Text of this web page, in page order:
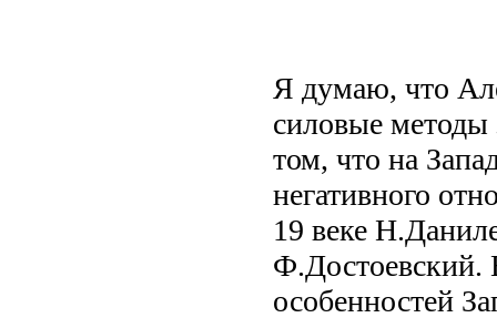
Я думаю, что
силовые методы
том, что на
негативного
19 веке
Ф.Достоевский.
особенностей